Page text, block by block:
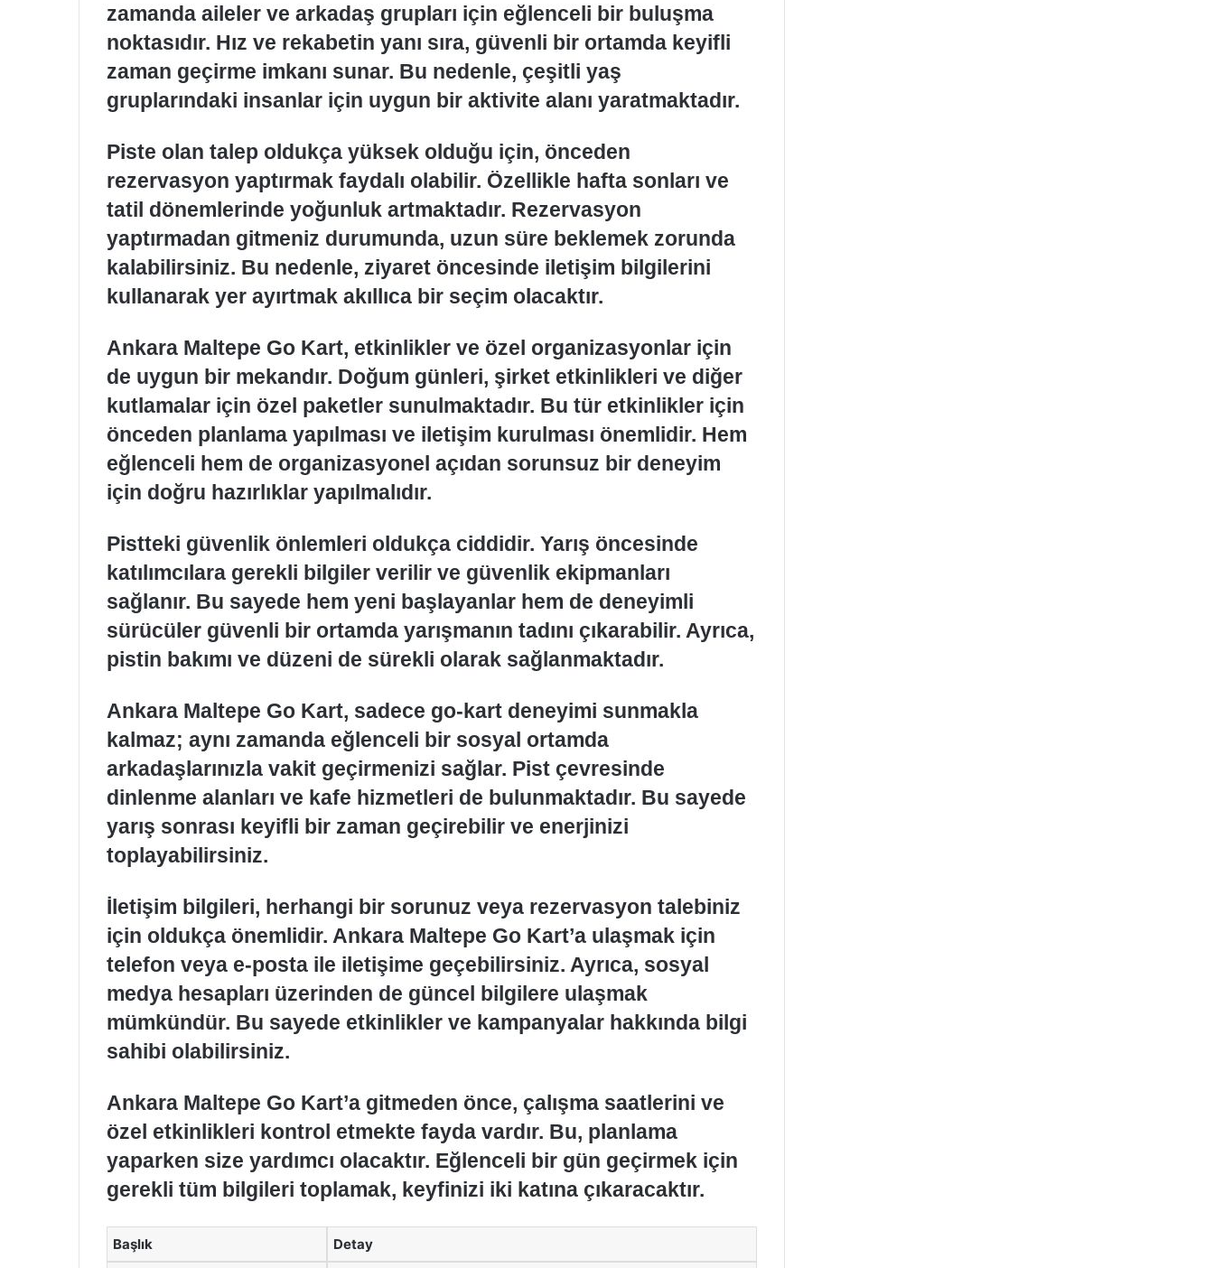
zamanda aileler ve arkadaş grupları için eğlenceli bir buluşma
noktasıdır. Hız ve rekabetin yanı sıra, güvenli bir ortamda keyifli
zaman geçirme imkanı sunar. Bu nedenle, çeşitli yaş
gruplarındaki insanlar için uygun bir aktivite alanı yaratmaktadır.
Piste olan talep oldukça yüksek olduğu için, önceden
rezervasyon yaptırmak faydalı olabilir. Özellikle hafta sonları ve
tatil dönemlerinde yoğunluk artmaktadır. Rezervasyon
yaptırmadan gitmeniz durumunda, uzun süre beklemek zorunda
kalabilirsiniz. Bu nedenle, ziyaret öncesinde iletişim bilgilerini
kullanarak yer ayırtmak akıllıca bir seçim olacaktır.
Ankara Maltepe Go Kart, etkinlikler ve özel organizasyonlar için
de uygun bir mekandır. Doğum günleri, şirket etkinlikleri ve diğer
kutlamalar için özel paketler sunulmaktadır. Bu tür etkinlikler için
önceden planlama yapılması ve iletişim kurulması önemlidir. Hem
eğlenceli hem de organizasyonel açıdan sorunsuz bir deneyim
için doğru hazırlıklar yapılmalıdır.
Pistteki güvenlik önlemleri oldukça ciddidir. Yarış öncesinde
katılımcılara gerekli bilgiler verilir ve güvenlik ekipmanları
sağlanır. Bu sayede hem yeni başlayanlar hem de deneyimli
sürücüler güvenli bir ortamda yarışmanın tadını çıkarabilir. Ayrıca,
pistin bakımı ve düzeni de sürekli olarak sağlanmaktadır.
Ankara Maltepe Go Kart, sadece go-kart deneyimi sunmakla
kalmaz; aynı zamanda eğlenceli bir sosyal ortamda
arkadaşlarınızla vakit geçirmenizi sağlar. Pist çevresinde
dinlenme alanları ve kafe hizmetleri de bulunmaktadır. Bu sayede
yarış sonrası keyifli bir zaman geçirebilir ve enerjinizi
toplayabilirsiniz.
İletişim bilgileri, herhangi bir sorunuz veya rezervasyon talebiniz
için oldukça önemlidir. Ankara Maltepe Go Kart’a ulaşmak için
telefon veya e-posta ile iletişime geçebilirsiniz. Ayrıca, sosyal
medya hesapları üzerinden de güncel bilgilere ulaşmak
mümkündür. Bu sayede etkinlikler ve kampanyalar hakkında bilgi
sahibi olabilirsiniz.
Ankara Maltepe Go Kart’a gitmeden önce, çalışma saatlerini ve
özel etkinlikleri kontrol etmekte fayda vardır. Bu, planlama
yaparken size yardımcı olacaktır. Eğlenceli bir gün geçirmek için
gerekli tüm bilgileri toplamak, keyfinizi iki katına çıkaracaktır.
Başlık Detay